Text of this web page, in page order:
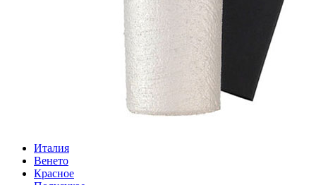
Италия
Венето
Красное